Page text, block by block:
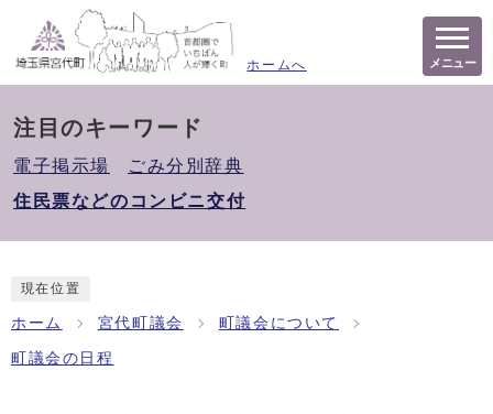
ホームへ メニュー
注目のキーワード
電子掲示場
ごみ分別辞典
住民票などのコンビニ交付
現在位置
ホーム 宮代町議会 町議会について
町議会の日程